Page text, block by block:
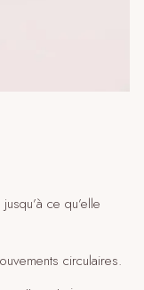
ce qu’elle
circulaires.